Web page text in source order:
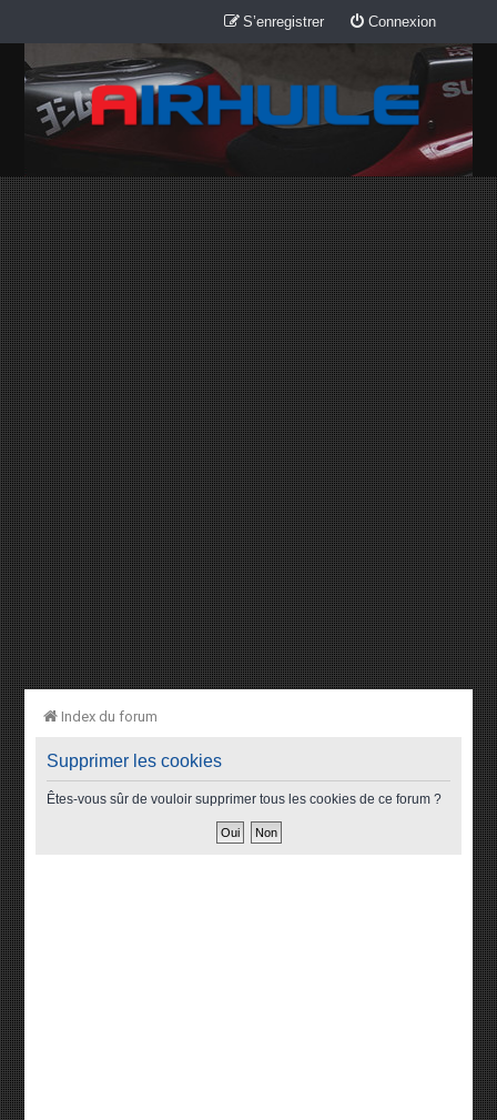
Connexion
S’enregistrer
Index du forum
Supprimer les cookies
Êtes-vous sûr de vouloir supprimer tous les cookies de ce forum ?